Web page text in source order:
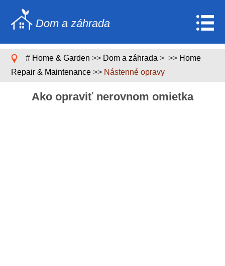
Dom a záhrada
Stavebníctvo a rekonštrukcia
# Home & Garden >> Dom a záhrada > >> Home
Repair & Maintenance >> Nástenné opravy
Ako opraviť nerovnom omietka